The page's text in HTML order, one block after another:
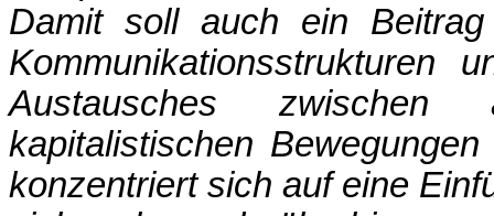
Damit soll auch ein
Kommunikationsstrukturen
Austausches zwischen
kapitalistischen
konzentriert sich auf eine